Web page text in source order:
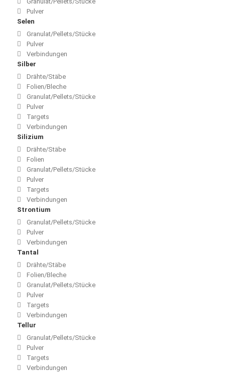
Pulver
Selen
Granulat/Pellets/Stücke
Pulver
Verbindungen
Silber
Drähte/Stäbe
Folien/Bleche
Granulat/Pellets/Stücke
Pulver
Targets
Verbindungen
Silizium
Drähte/Stäbe
Folien
Granulat/Pellets/Stücke
Pulver
Targets
Verbindungen
Strontium
Granulat/Pellets/Stücke
Pulver
Verbindungen
Tantal
Drähte/Stäbe
Folien/Bleche
Granulat/Pellets/Stücke
Pulver
Targets
Verbindungen
Tellur
Granulat/Pellets/Stücke
Pulver
Targets
Verbindungen